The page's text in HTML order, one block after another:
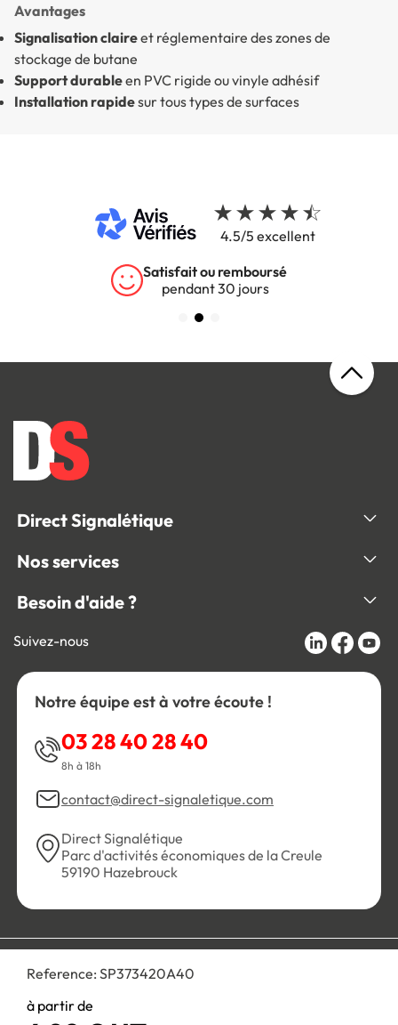
Reference: SP373420A40
à partir de
Avantages
Signalisation claireet réglementaire des zones de
stockage de butane
Support durableen PVC rigide ou vinyle adhésif
Installation rapidesur tous types de surfaces
4.5/5 excellent
ou remboursé
Direct Signalétique
Nos services
Besoin d'aide ?
Suivez-nous
Notre équipe est à votre écoute !
03 28 40 28 40
8h à 18h
contact@direct-signaletique.com
Direct Signalétique
Parc d'activités économiques de la Creule
59190 Hazebrouck
Personnaliser les cookies